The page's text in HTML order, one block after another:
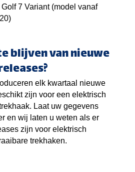
7 Variant (model vanaf
blijven van nieuwe
elk kwartaal nieuwe
zijn voor een elektrisch
Laat uw gegevens
en wij laten u weten als er
zijn voor elektrisch
trekhaken.